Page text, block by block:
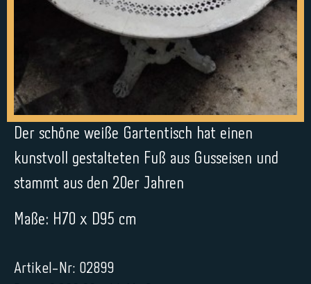
Der schöne weiße Gartentisch hat einen
kunstvoll gestalteten Fuß aus Gusseisen und
stammt aus den 20er Jahren
Maße: H70 x D95 cm
Artikel-Nr: 02899